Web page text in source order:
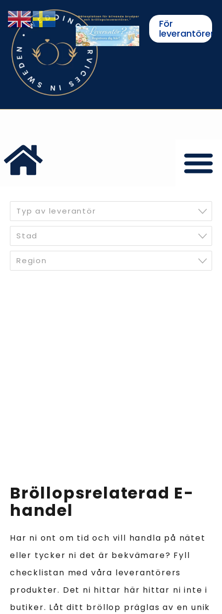
För
leverantörer
Typ av leverantör
Stad
Region
Bröllopsrelaterad E-
handel
Har ni ont om tid och vill handla på nätet
eller tycker ni det är bekvämare? Fyll
checklistan med våra leverantörers
produkter. Det ni hittar här hittar ni inte i
butiker. Låt ditt bröllop präglas av en unik